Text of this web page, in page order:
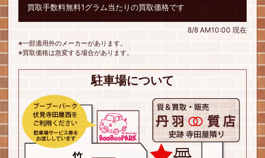
買取手数料無料1グラム当たりの買取価格です
8/8 AM10:00 現在
※一部適用外のメーカーがあります。
※買取価格は急変する場合があります。
駐車場について